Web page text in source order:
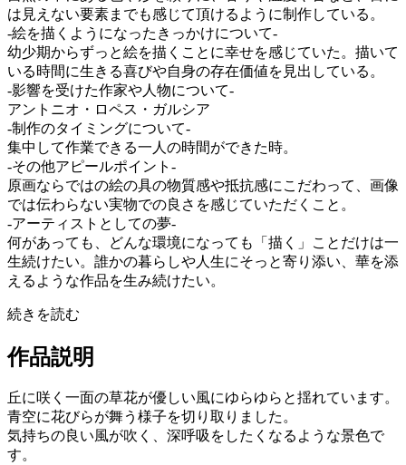
は見えない要素までも感じて頂けるように制作している。
-絵を描くようになったきっかけについて-
幼少期からずっと絵を描くことに幸せを感じていた。描いて
いる時間に生きる喜びや自身の存在価値を見出している。
-影響を受けた作家や人物について-
アントニオ・ロペス・ガルシア
-制作のタイミングについて-
集中して作業できる一人の時間ができた時。
-その他アピールポイント-
原画ならではの絵の具の物質感や抵抗感にこだわって、画像
では伝わらない実物での良さを感じていただくこと。
-アーティストとしての夢-
何があっても、どんな環境になっても「描く」ことだけは一
生続けたい。誰かの暮らしや人生にそっと寄り添い、華を添
えるような作品を生み続けたい。
続きを読む
作品説明
丘に咲く一面の草花が優しい風にゆらゆらと揺れています。
青空に花びらが舞う様子を切り取りました。
気持ちの良い風が吹く、深呼吸をしたくなるような景色で
す。